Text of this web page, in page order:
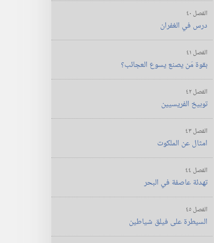
الفصل ٤٠
درس في الغفران
الفصل ٤١
بقوة مَن يصنع يسوع العجائب؟‏
الفصل ٤٢
توبيخ الفريسيين
الفصل ٤٣
امثال عن الملكوت
الفصل ٤٤
تهدئة عاصفة في البحر
الفصل ٤٥
السيطرة على فيلق شياطين